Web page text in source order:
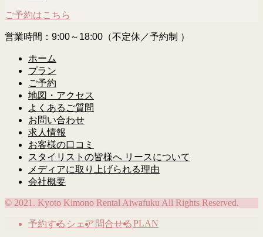
ご予約はこちら
営業時間：9:00～18:00（不定休／予約制 ）
ホーム
プラン
ご予約
地図・アクセス
よくあるご質問
お問い合わせ
求人情報
お客様の口コミ
スタイリストの皆様へ リースについて
メディアに取り上げられる理由
会社概要
© 2021. Kyoto Kimono Rental Aiwafuku All Rights Reserved.
予約する シェア 問合せるPLAN